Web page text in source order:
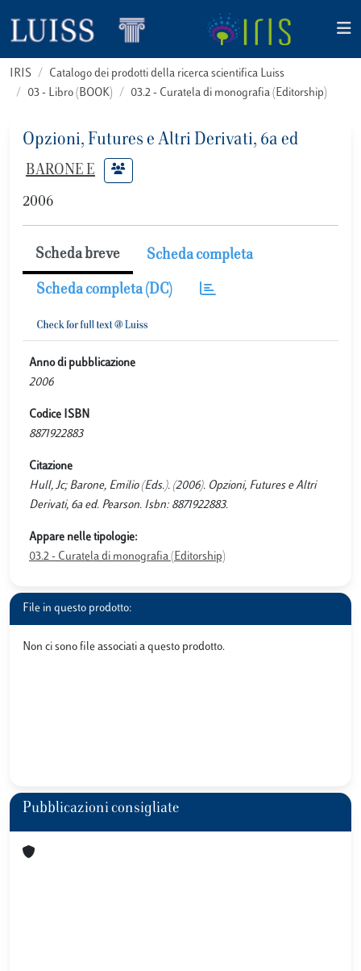
IRIS
Catalogo dei prodotti della ricerca scientifica Luiss
03 - Libro (BOOK)
03.2 - Curatela di monografia (Editorship)
Opzioni, Futures e Altri Derivati, 6a ed
BARONE E
2006
Scheda breve Scheda completa
Scheda completa (DC)
Anno di pubblicazione
2006
Codice ISBN
8871922883
Citazione
Hull, Jc; Barone, Emilio (Eds.). (2006). Opzioni, Futures e Altri
Derivati, 6a ed. Pearson. Isbn: 8871922883.
Appare nelle tipologie:
03.2 - Curatela di monografia (Editorship)
File in questo prodotto:
Non ci sono file associati a questo prodotto.
Pubblicazioni consigliate